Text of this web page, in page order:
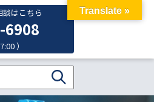
はこちら
6908
）
Translate »